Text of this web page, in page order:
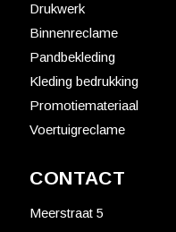
Drukwerk
Binnenreclame
Pandbekleding
Kleding bedrukking
Promotiemateriaal
Voertuigreclame
CONTACT
Meerstraat 5